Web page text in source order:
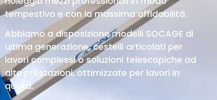
tempestivo e con la massima affidabilità.
Abbiamo a disposizione modelli SOCAGE di
ultima generazione, cestelli articolati per
lavori complessi o soluzioni telescopiche ad
alte prestazioni, ottimizzate per lavori in
quota.